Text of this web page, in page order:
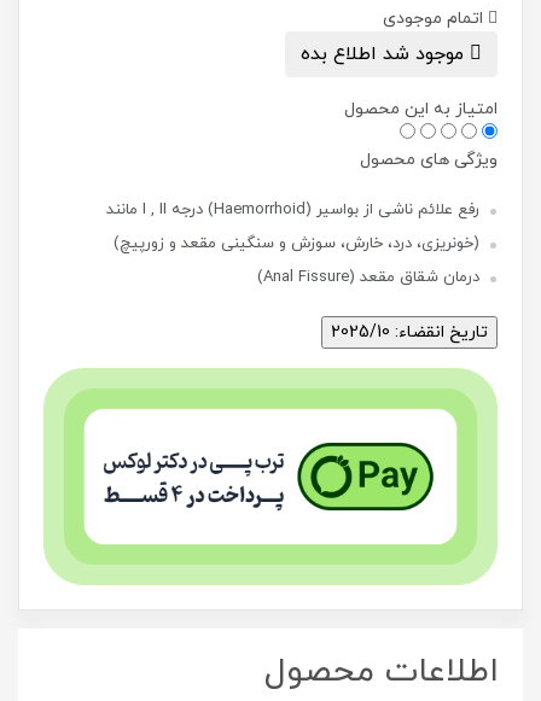
اتمام موجودی
موجود شد اطلاع بده
امتیاز به این محصول
ویژگی های محصول
رفع علائم ناشی از بواسیر (Haemorrhoid) درجه I , II مانند
(خونریزی، درد، خارش، سوزش و سنگینی مقعد و زورپیچ)
درمان شقاق مقعد (Anal Fissure)
اطلاعات محصول